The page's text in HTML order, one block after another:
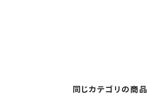
同じカテゴリの商品